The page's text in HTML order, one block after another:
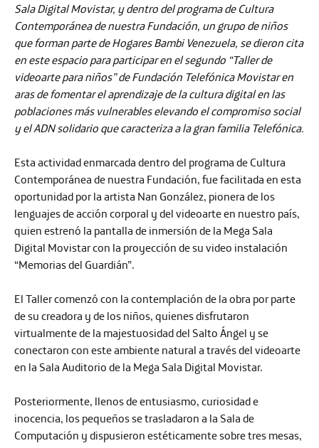
Sala Digital Movistar, y dentro del programa de Cultura
Contemporáneade nuestra Fundación, un grupo de niños
que forman parte deHogares Bambi Venezuela, se dieron cita
en este espacio para participar en el segundo “Taller de
videoarte para niños” de Fundación Telefónica Movistaren
aras de fomentar el aprendizaje de la cultura digital en las
poblaciones más vulnerables elevando el compromiso social
y el ADN solidario que caracteriza a la gran familia Telefónica.
Esta actividad enmarcada dentro del programa de Cultura
Contemporánea de nuestra Fundación, fue facilitada en esta
oportunidad por la artista Nan González, pionera de los
lenguajes de acción corporal y del videoarte en nuestro país,
quien estrenó la pantalla de inmersión de la Mega Sala
Digital Movistar con la proyección de su video instalación
“Memorias del Guardián”.
El Taller comenzó con la contemplación de la obra por parte
de su creadora y de los niños, quienes disfrutaron
virtualmente de la majestuosidad del Salto Ángel y se
conectaron con este ambiente natural a través del videoarte
en la Sala Auditorio de la Mega Sala Digital Movistar.
Posteriormente, llenos de entusiasmo, curiosidad e
inocencia, los pequeños se trasladaron a la Sala de
Computación y dispusieron estéticamente sobre tres mesas,